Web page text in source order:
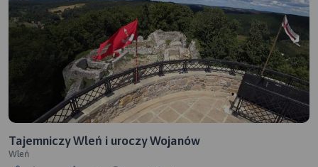
Tajemniczy Wleń i uroczy Wojanów
Wleń